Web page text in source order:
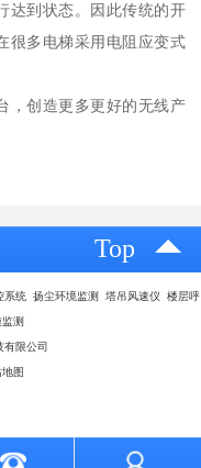
达到状态。因此传统的开
很多电梯采用电阻应变式
，创造更多更好的无线产
Top
系统 扬尘环境监测 塔吊风速仪 楼层呼
测
有限公司
图